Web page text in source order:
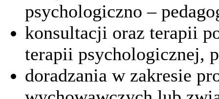
psychologiczno –
konsultacji oraz terapii
terapii psychologicznej,
doradzania w zakresie